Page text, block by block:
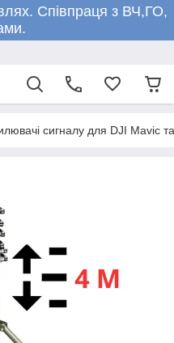
Співпраця з ВЧ,ГО,
сигналу для DJI Mavic